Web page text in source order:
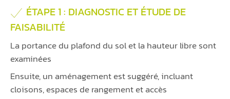
ÉTAPE 1 : DIAGNOSTIC ET ÉTUDE DE
FAISABILITÉ
La portance du plafond du sol et la hauteur libre sont
examinées
Ensuite, un aménagement est suggéré, incluant
cloisons, espaces de rangement et accès